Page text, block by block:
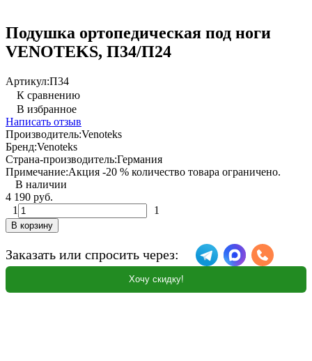
Подушка ортопедическая под ноги
VENOTEKS, П34/П24
Артикул:П34
К сравнению
В избранное
Написать отзыв
Производитель:Venoteks
Бренд:Venoteks
Страна-производитель:Германия
Примечание:Акция -20 % количество товара ограничено.
В наличии
4 190 руб.
1
1
В корзину
Заказать или спросить через:
Хочу скидку!